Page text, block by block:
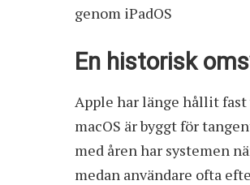
genom iPadOS
En historisk
Apple har länge hållit
macOS är byggt för
med åren har systemen
medan användare ofta